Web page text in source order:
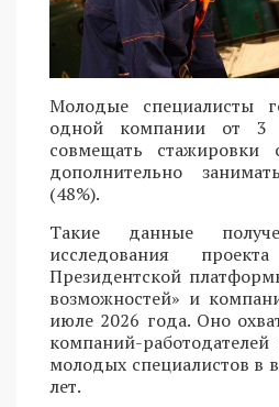
Молодые специалисты
одной компании от
совмещать
дополнительно
(48%).
Такие данные
исследования
Президентской
возможностей» и
июле 2026 года. Оно
компаний-
молодых специалистов в
лет.